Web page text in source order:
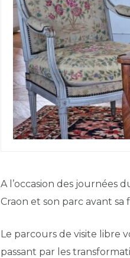
A l’occasion des journées
Craon et son parc avant
Le parcours de visite libre
passant par les